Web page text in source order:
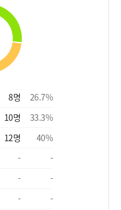
8명 26.7%
10명 33.3%
12명 40%
-
-
-
-
-
-